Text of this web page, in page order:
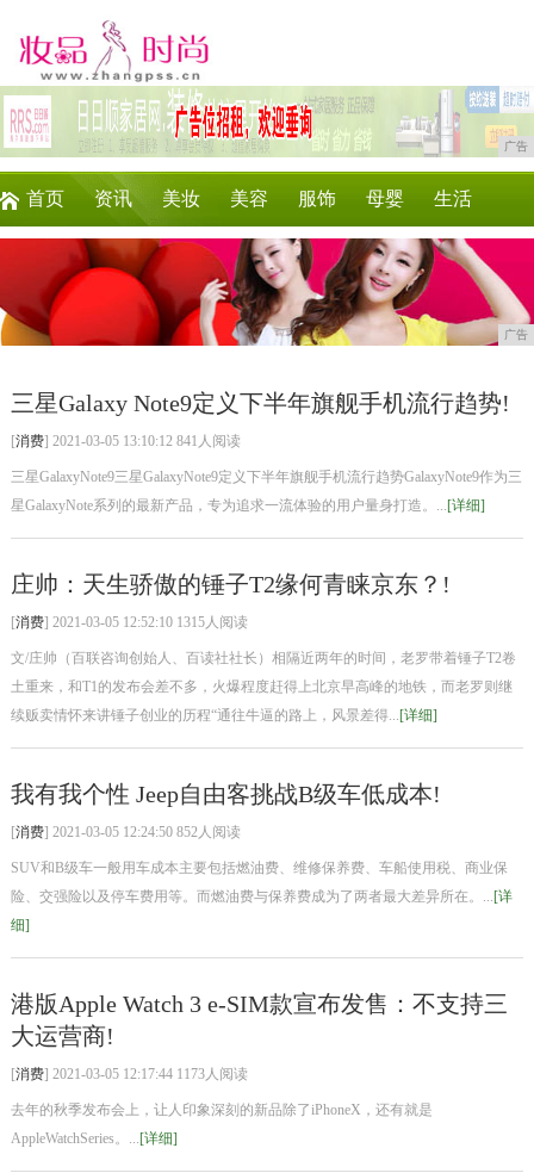
广告
首页 资讯 美妆 美容 服饰 母婴 生活
企业 游戏 商讯 消费 微商
广告
三星Galaxy Note9定义下半年旗舰手机流行趋势!
[消费] 2021-03-05 13:10:12 841人阅读
三星GalaxyNote9三星GalaxyNote9定义下半年旗舰手机流行趋势GalaxyNote9作为三
星GalaxyNote系列的最新产品，专为追求一流体验的用户量身打造。...[详细]
庄帅：天生骄傲的锤子T2缘何青睐京东？!
[消费] 2021-03-05 12:52:10 1315人阅读
文/庄帅（百联咨询创始人、百读社社长）相隔近两年的时间，老罗带着锤子T2卷
土重来，和T1的发布会差不多，火爆程度赶得上北京早高峰的地铁，而老罗则继
续贩卖情怀来讲锤子创业的历程“通往牛逼的路上，风景差得...[详细]
我有我个性 Jeep自由客挑战B级车低成本!
[消费] 2021-03-05 12:24:50 852人阅读
SUV和B级车一般用车成本主要包括燃油费、维修保养费、车船使用税、商业保
险、交强险以及停车费用等。而燃油费与保养费成为了两者最大差异所在。...[详
细]
港版Apple Watch 3 e-SIM款宣布发售：不支持三
大运营商!
[消费] 2021-03-05 12:17:44 1173人阅读
去年的秋季发布会上，让人印象深刻的新品除了iPhoneX，还有就是
AppleWatchSeries。...[详细]